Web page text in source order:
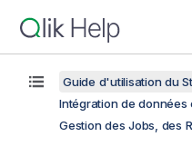
Guide d'utilisation du
Intégration de
Gestion des Jobs, des